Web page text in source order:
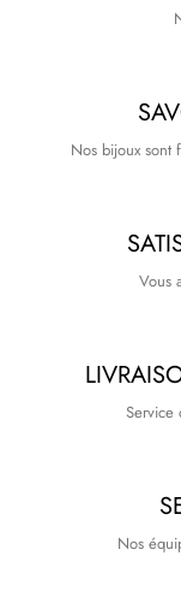
Nos bijoux sont
Vous
Service
Nos